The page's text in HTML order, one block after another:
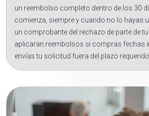
un reembolso completo dentro de los 30
comienza, siempre y cuando no lo hayas
un comprobante del rechazo de parte de
aplicaran reembolsos si compras fechas
envías tu solicitud fuera del plazo